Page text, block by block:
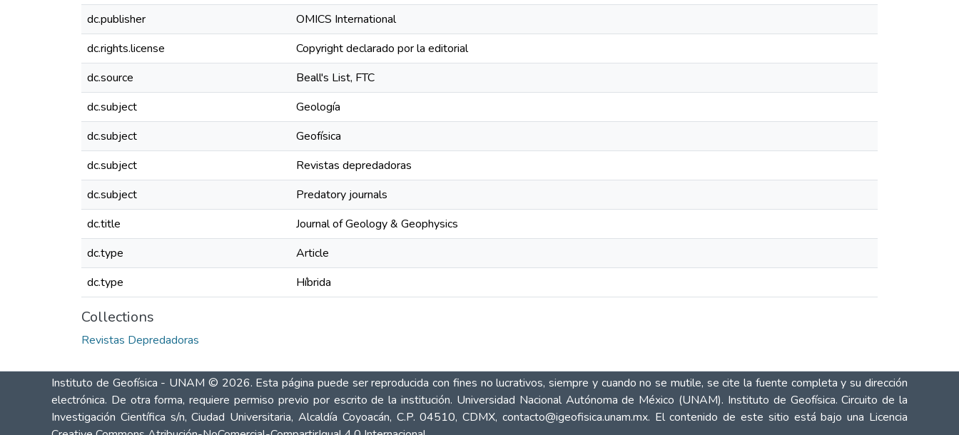
dc.publisher
OMICS International
dc.rights.license
Copyright declarado por la editorial
dc.source
Beall's List, FTC
dc.subject
Geología
dc.subject
Geofísica
dc.subject
Revistas depredadoras
dc.subject
Predatory journals
dc.title
Journal of Geology & Geophysics
dc.type
Article
dc.type
Híbrida
Collections
Revistas Depredadoras
Instituto de Geofísica - UNAM © 2026. Esta página puede ser reproducida con fines no lucrativos, siempre y cuando no se mutile, se cite la fuente completa y su dirección
electrónica. De otra forma, requiere permiso previo por escrito de la institución. Universidad Nacional Autónoma de México (UNAM). Instituto de Geofísica. Circuito de la
Investigación Científica s/n, Ciudad Universitaria, Alcaldía Coyoacán, C.P. 04510, CDMX, contacto@igeofisica.unam.mx. El contenido de este sitio está bajo una Licencia